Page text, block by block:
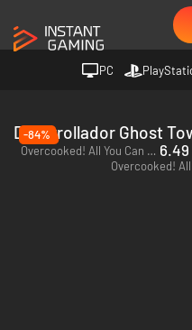
PC
Desarrollador Ghost
-84%
Overcooked! All You Can Eat - PC (Steam) 6.49